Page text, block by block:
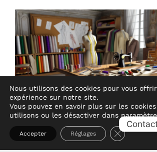
Atelier francais de
Nous utilisons des cookies pour vous
expérience sur notre site.
Vous pouvez en savoir plus sur les
utilisons ou les désactiver dans
Accepter Réglages Fermer la